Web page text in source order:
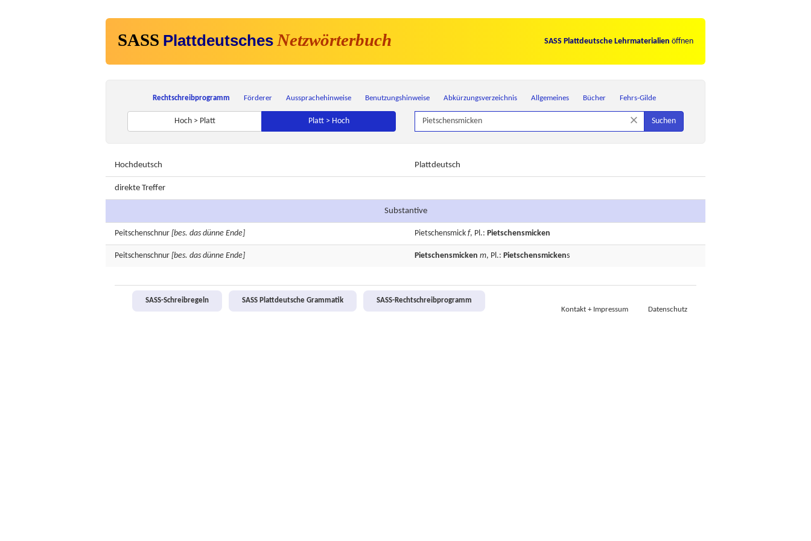
SASS Plattdeutsches Netzwörterbuch SASS Plattdeutsche Lehrmaterialien öffnen
Rechtschreibprogramm Förderer Aussprachehinweise Benutzungshinweise Abkürzungsverzeichnis Allgemeines Bücher Fehrs-Gilde
Hoch > Platt Platt > Hoch × Suchen
Hochdeutsch Plattdeutsch
direkte Treffer
Substantive
Peitschenschnur [bes. das dünne Ende] Pietschensmick f, Pl.: Pietschensmicken
Peitschenschnur [bes. das dünne Ende] Pietschensmicken m, Pl.: Pietschensmickens
SASS-Schreibregeln SASS Plattdeutsche Grammatik
SASS-Rechtschreibprogramm
Kontakt + Impressum
Datenschutz